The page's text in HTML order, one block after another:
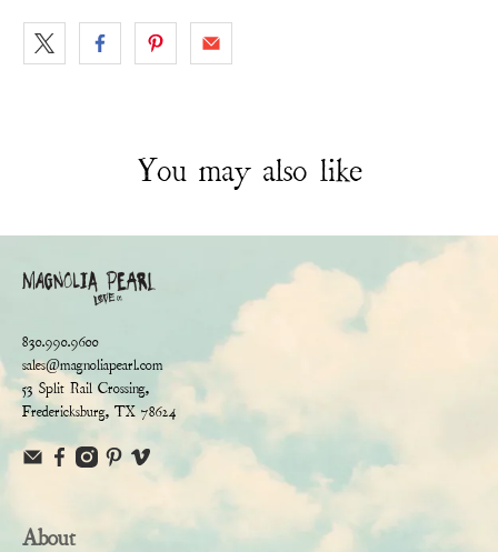
You may also like
830.990.9600
sales@magnoliapearl.com
53 Split Rail Crossing,
Fredericksburg, TX 78624
About